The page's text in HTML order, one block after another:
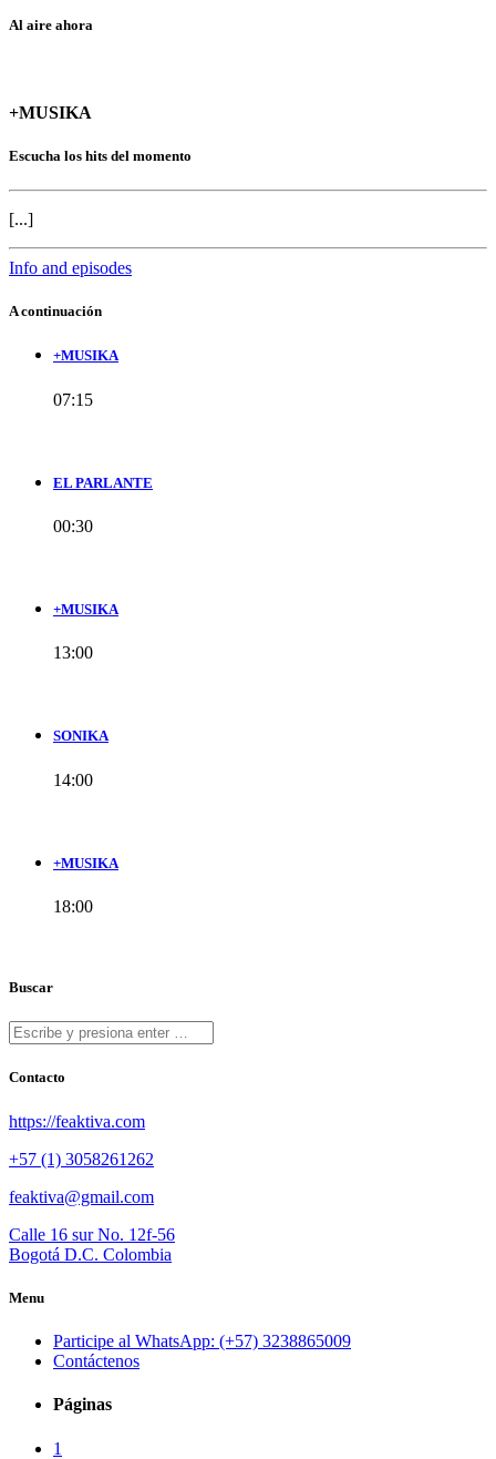
Al aire ahora
+MUSIKA
Escucha los hits del momento
[...]
Info and episodes
A continuación
+MUSIKA
07:15
EL PARLANTE
00:30
+MUSIKA
13:00
SONIKA
14:00
+MUSIKA
18:00
Buscar
Contacto
https://feaktiva.com
+57 (1) 3058261262
feaktiva@gmail.com
Calle 16 sur No. 12f-56
Bogotá D.C. Colombia
Menu
Participe al WhatsApp: (+57) 3238865009
Contáctenos
Páginas
1